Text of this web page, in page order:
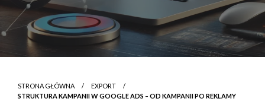
STRONA GŁÓWNA
EXPORT
STRUKTURA KAMPANII W GOOGLE ADS – OD KAMPANII PO REKLAMY